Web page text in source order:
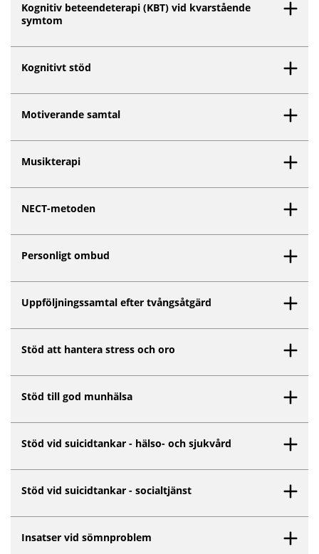
Kognitiv beteendeterapi (KBT) vid kvarstående
symtom
Kognitivt stöd
Motiverande samtal
Musikterapi
NECT-metoden
Personligt ombud
Uppföljningssamtal efter tvångsåtgärd
Stöd att hantera stress och oro
Stöd till god munhälsa
Stöd vid suicidtankar - hälso- och sjukvård
Stöd vid suicidtankar - socialtjänst
Insatser vid sömnproblem